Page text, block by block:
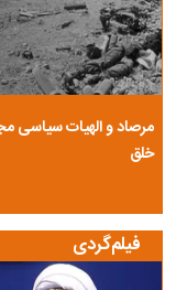
مرصاد و الهیات سیاسی
خلق
فیلم‌گردی